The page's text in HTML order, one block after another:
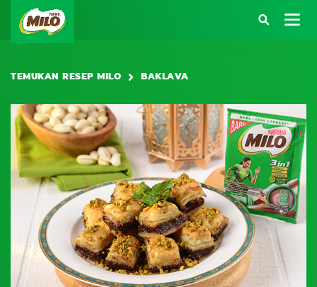
Main navigation
SARAPAN BERENERGI
BEKAL BERENERGI
KREASI RESEP
TEMUKAN RESEP MILO BAKLAVA